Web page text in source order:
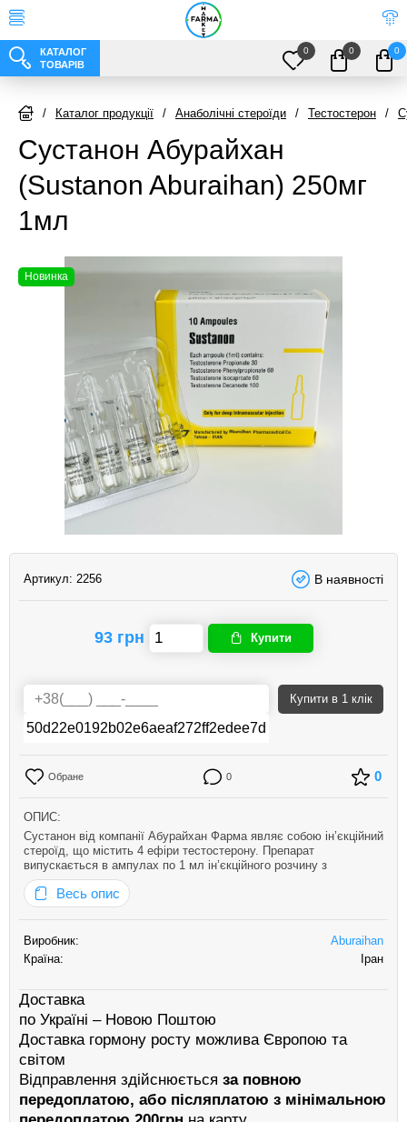
КАТАЛОГ
ТОВАРІВ
0 0 0
/ Каталог продукції / Анаболічні стероїди / Тестостерон /
Сустанон Абурайхан
(Sustanon Aburaihan) 250мг
1мл
Новинка
Артикул: 2256 В наявності
93 грн Купити
Купити в 1 клік
Обране 0 0
ОПИС:
Сустанон від компанії Абурайхан Фарма являє собою ін’єкційний
стероїд, що містить 4 ефіри тестостерону. Препарат
випускається в ампулах по 1 мл ін’єкційного розчину з
дозуванням активного компонента 250 мг. Спочатку розроблений
для гормональної замісної терапії, зараз його активно
використовують у с…
Весь опис
Виробник:
Aburaihan
Країна:
Іран
Доставка
по Україні – Новою Поштою
Доставка гормону росту можлива Європою та
світом
Відправлення здійснюється за повною
передоплатою, або післяплатою з мінімальною